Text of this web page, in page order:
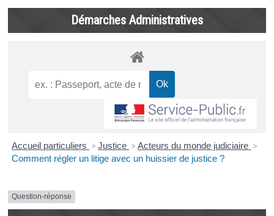
Démarches Administratives
Accueil particuliers > Justice > Acteurs du monde judiciaire >
Comment régler un litige avec un huissier de justice ?
Question-réponse